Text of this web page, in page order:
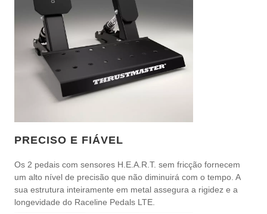
PRECISO E FIÁVEL
Os 2 pedais com sensores H.E.A.R.T. sem fricção fornecem
um alto nível de precisão que não diminuirá com o tempo. A
sua estrutura inteiramente em metal assegura a rigidez e a
longevidade do Raceline Pedals LTE.